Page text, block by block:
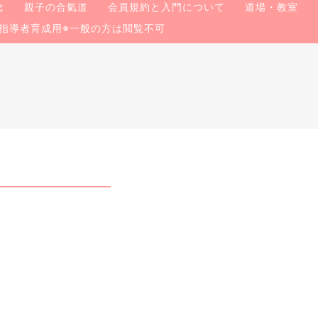
親子の合氣道 会員規約と入門について
道場・教室
導者育成用※一般の方は閲覧不可